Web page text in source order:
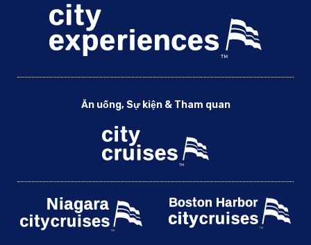
Ăn uống, Sự kiện & Tham quan